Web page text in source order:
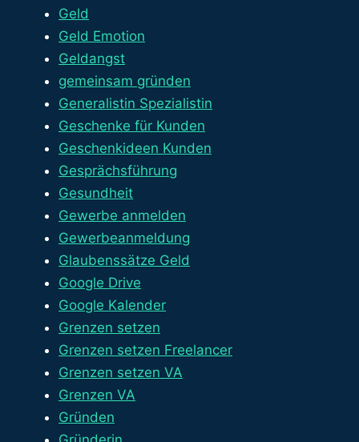
Geld
Geld Emotion
Geldangst
gemeinsam gründen
Generalistin Spezialistin
Geschenke für Kunden
Geschenkideen Kunden
Gesprächsführung
Gesundheit
Gewerbe anmelden
Gewerbeanmeldung
Glaubenssätze Geld
Google Drive
Google Kalender
Grenzen setzen
Grenzen setzen Freelancer
Grenzen setzen VA
Grenzen VA
Gründen